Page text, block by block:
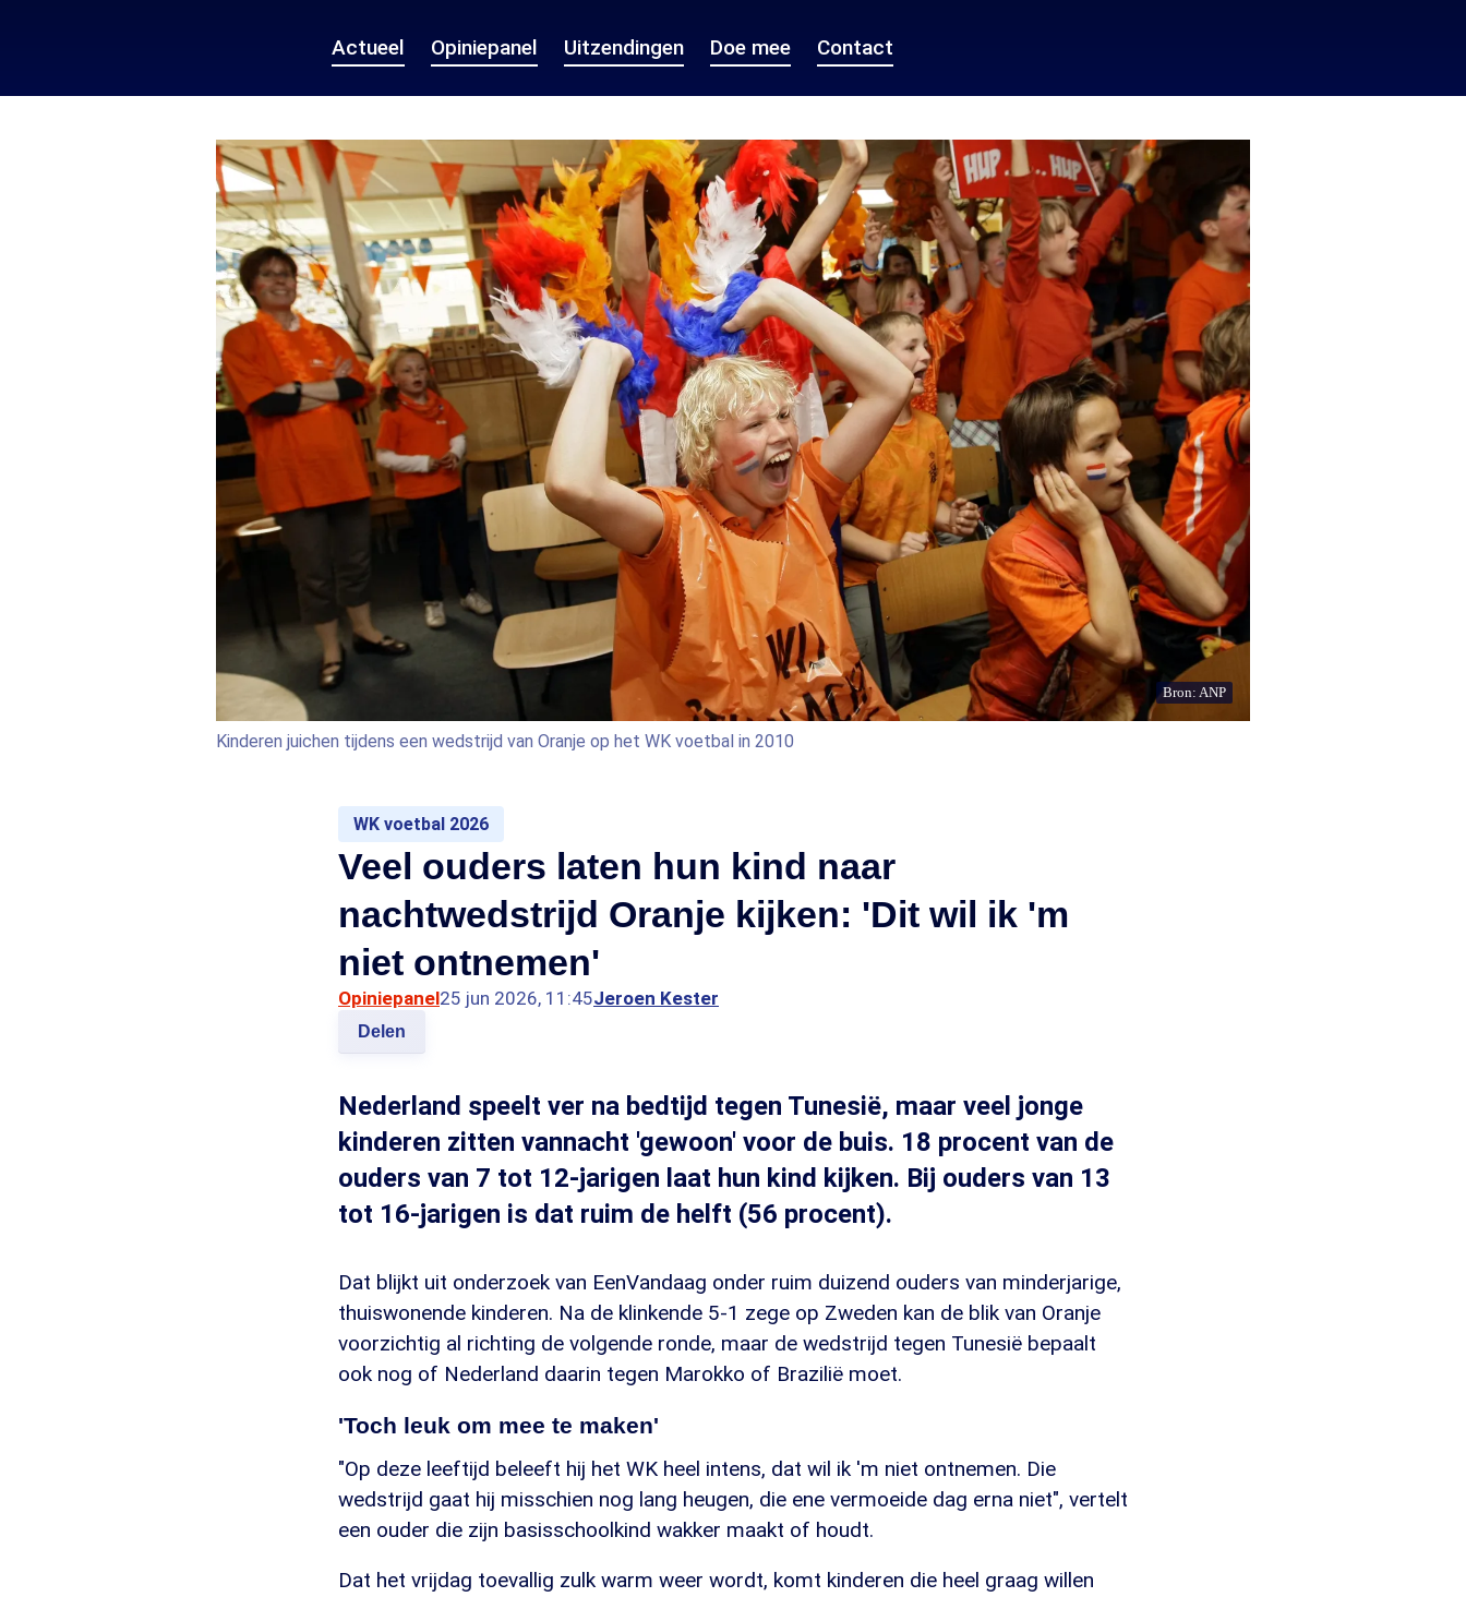
Actueel Opiniepanel Uitzendingen Doe mee Contact
Bron: ANP
Kinderen juichen tijdens een wedstrijd van Oranje op het WK voetbal in 2010
WK voetbal 2026
Veel ouders laten hun kind naar
nachtwedstrijd Oranje kijken: 'Dit wil ik 'm
niet ontnemen'
Opiniepanel25 jun 2026, 11:45Jeroen Kester
Delen
Nederland speelt ver na bedtijd tegen Tunesië, maar veel jonge
kinderen zitten vannacht 'gewoon' voor de buis. 18 procent van de
ouders van 7 tot 12-jarigen laat hun kind kijken. Bij ouders van 13
tot 16-jarigen is dat ruim de helft (56 procent).
Dat blijkt uit onderzoek van EenVandaag onder ruim duizend ouders van minderjarige,
thuiswonende kinderen. Na de klinkende 5-1 zege op Zweden kan de blik van Oranje
voorzichtig al richting de volgende ronde, maar de wedstrijd tegen Tunesië bepaalt
ook nog of Nederland daarin tegen Marokko of Brazilië moet.
'Toch leuk om mee te maken'
"Op deze leeftijd beleeft hij het WK heel intens, dat wil ik 'm niet ontnemen. Die
wedstrijd gaat hij misschien nog lang heugen, die ene vermoeide dag erna niet", vertelt
een ouder die zijn basisschoolkind wakker maakt of houdt.
Dat het vrijdag toevallig zulk warm weer wordt, komt kinderen die heel graag willen